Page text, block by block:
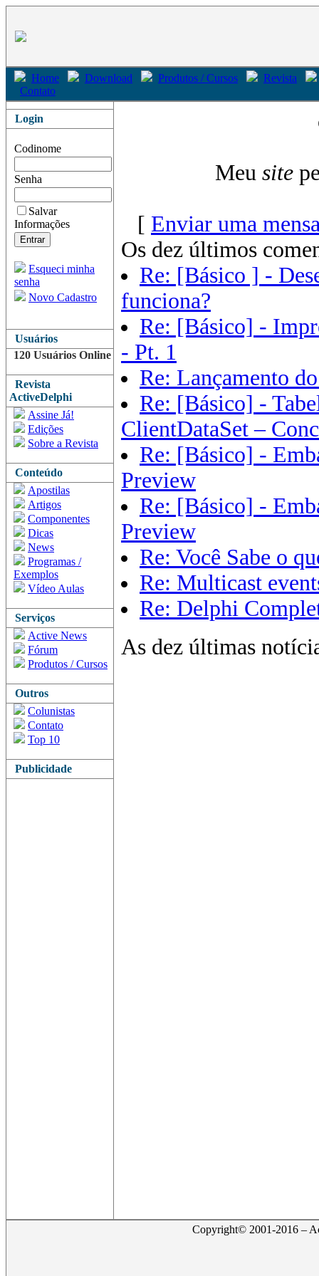
Home Download Produtos / Cursos
Revista
Contato
Login
Codinome
Senha
Salvar
Informações
Esqueci minha
senha
Novo Cadastro
Usuários
120 Usuários Online
Revista
ActiveDelphi
Assine Já!
Edições
Sobre a Revista
Conteúdo
Apostilas
Artigos
Componentes
Dicas
News
Programas /
Exemplos
Vídeo Aulas
Serviços
Active News
Fórum
Produtos / Cursos
Outros
Colunistas
Contato
Top 10
Publicidade
Meu site
[ Enviar uma
Os dez últimos
Re: [Básico ] -
funciona?
Re: [Básico] -
- Pt. 1
Re: Lançamento
Re: [Básico] -
ClientDataSet –
Re: [Básico] -
Preview
Re: [Básico] -
Preview
Re: Você Sabe o
Re: Multicast
Re: Delphi
As dez últimas
Copyright© 2001-2016 –